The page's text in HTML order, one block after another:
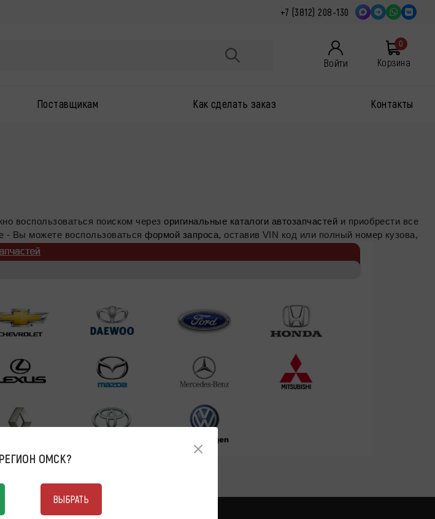
+7 (3812) 208-130
Войти
0
Корзина
Поставщикам Как сделать заказ Контакты
воспользоваться поиском черезоригинальные каталоги автозапчастей и приобрести все
- Вы можете воспользоватьсяформой запроса, оставив VIN код или полный номер кузова,
ОМСК?
ВЫБРАТЬ